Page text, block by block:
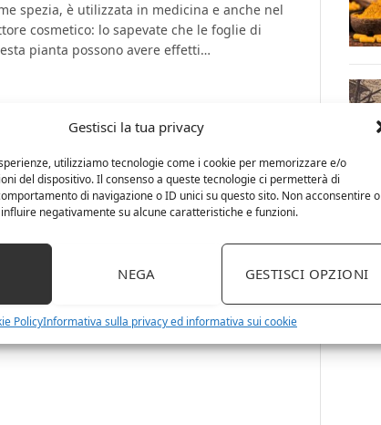
Gestisci la tua privacy
utilizziamo tecnologie come i cookie per memorizzare e/o
del dispositivo. Il consenso a queste tecnologie ci permetterà di
di navigazione o ID unici su questo sito. Non acconsentire o
negativamente su alcune caratteristiche e funzioni.
NEGA GESTISCI OPZIONI
PolicyInformativa sulla privacy ed informativa sui cookie
spezia, è utilizzata in medicina e anche nel
cosmetico: lo sapevate che le foglie di
pianta possono avere effetti…